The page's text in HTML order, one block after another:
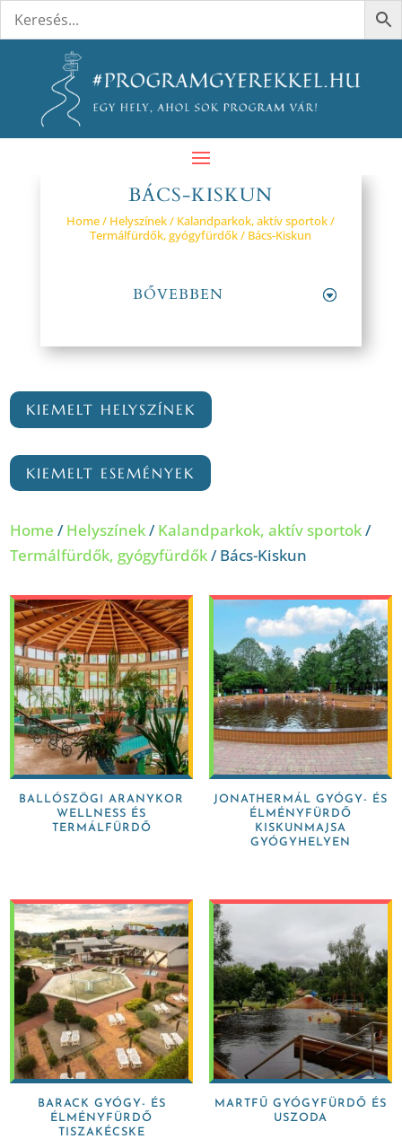
BÁCS-KISKUN
Home/ Helyszínek/ Kalandparkok, aktív sportok/
Termálfürdők, gyógyfürdők/ Bács-Kiskun
BŐVEBBEN
KIEMELT HELYSZÍNEK
KIEMELT ESEMÉNYEK
Home / Helyszínek/ Kalandparkok, aktív sportok/
Termálfürdők, gyógyfürdők/ Bács-Kiskun
BALLÓSZÖGI ARANYKOR
WELLNESS ÉS
TERMÁLFÜRDŐ
JONATHERMÁL GYÓGY- ÉS
ÉLMÉNYFÜRDŐ
KISKUNMAJSA
GYÓGYHELYEN
BARACK GYÓGY- ÉS
ÉLMÉNYFÜRDŐ
TISZAKÉCSKE
MARTFŰ GYÓGYFÜRDŐ ÉS
USZODA